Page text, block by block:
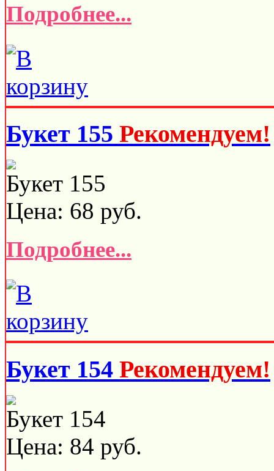
Подробнее...
Букет 155 Рекомендуем!
Букет 155
Цена: 68 руб.
Подробнее...
Букет 154 Рекомендуем!
Букет 154
Цена: 84 руб.